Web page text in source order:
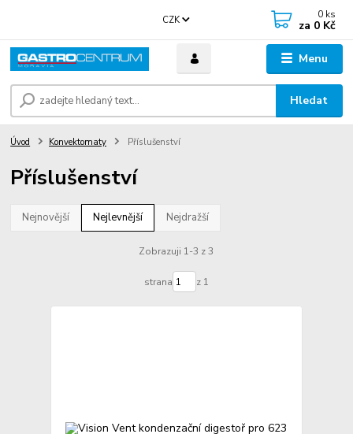
Menu
CZK
Hledat
0 ks
za 0 Kč
Úvod Konvektomaty Příslušenství
Příslušenství
Nejnovější Nejlevnější Nejdražší
Zobrazuji 1-3 z 3
strana z 1